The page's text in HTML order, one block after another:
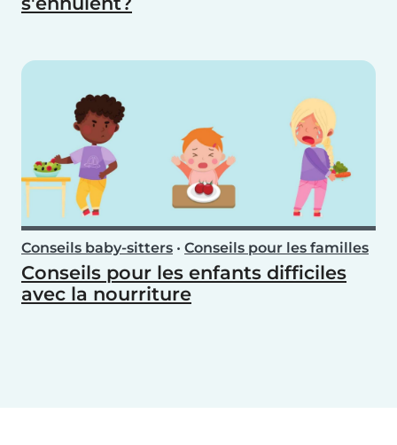
Conseils baby-sitters • Conseils pour les familles
Conseils pour les enfants difficiles
avec la nourriture